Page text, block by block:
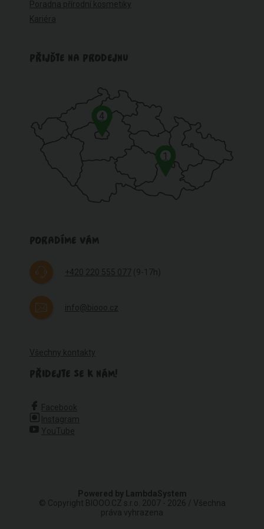
Poradna přírodní kosmetiky
Kariéra
PŘIJĎTE NA PRODEJNU
1
4
PORADÍME VÁM
+420 220 555 077 (9-17h)
info@biooo.cz
Všechny kontakty
PŘIDEJTE SE K NÁM!
Facebook
Instagram
YouTube
Powered by LambdaSystem
© Copyright BIOOO.CZ s.r.o. 2007 - 2026 / Všechna
práva vyhrazena